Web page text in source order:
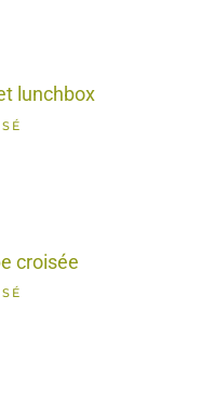
lunchbox
croisée